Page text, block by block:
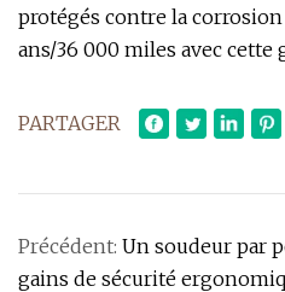
protégés contre la
ans/36 000 miles avec cette
PARTAGER
Précédent: Un soudeur par
gains de sécurité